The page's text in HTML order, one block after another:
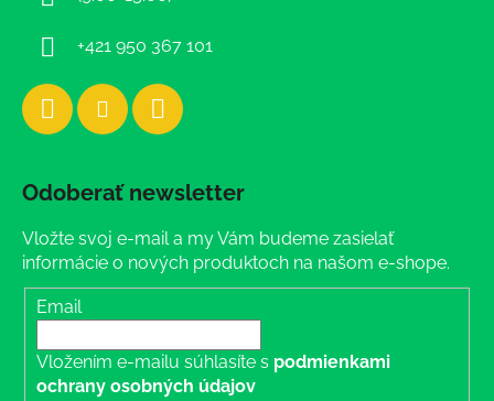
+421 950 367 101
Odoberať newsletter
Vložte svoj e-mail a my Vám budeme zasielať
informácie o nových produktoch na našom e-shope.
Email
Vložením e-mailu súhlasíte s podmienkami
ochrany osobných údajov